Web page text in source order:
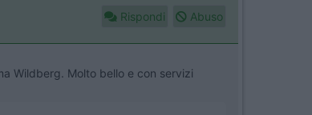
Rispondi Abuso
Wildberg. Molto bello e con servizi